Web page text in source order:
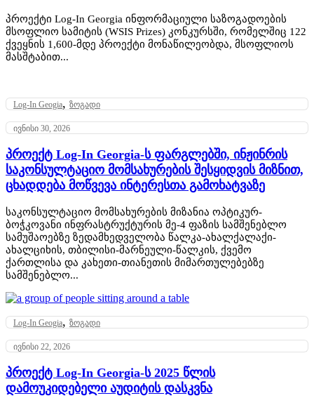
პროექტი Log-In Georgia ინფორმაციული საზოგადოების
მსოფლიო სამიტის (WSIS Prizes) კონკურსში, რომელშიც 122
ქვეყნის 1,600-მდე პროექტი მონაწილეობდა, მსოფლიოს
მასშტაბით...
Log-In Geogia,ზოგადი
ივნისი 30, 2026
პროექტ Log-In Georgia-ს ფარგლებში, ინჟინრის
საკონსულტაციო მომსახურების შესყიდვის მიზნით,
ცხადდება მოწვევა ინტერესთა გამოხატვაზე
საკონსულტაციო მომსახურების მიზანია ოპტიკურ-
ბოჭკოვანი ინფრასტრუქტურის მე-4 ფაზის სამშენებლო
სამუშაოებზე ზედამხედველობა წალკა-ახალქალაქი-
ახალციხის, თბილისი-მარნეული-წალკის, ქვემო
ქართლისა და კახეთი-თიანეთის მიმართულებებზე
სამშენებლო...
Log-In Geogia,ზოგადი
ივნისი 22, 2026
პროექტ Log-In Georgia-ს 2025 წლის
დამოუკიდებელი აუდიტის დასკვნა